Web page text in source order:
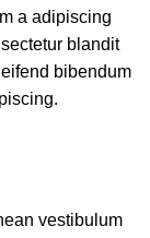
a adipiscing
blandit
bibendum
vestibulum